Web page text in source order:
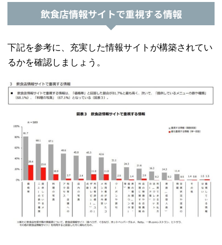
飲食店情報サイトで重視する情報
下記を参考に、充実した情報サイトが構築されてい
るかを確認しましょう。